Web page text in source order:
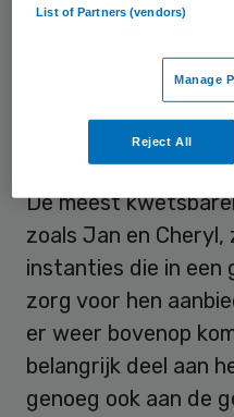
Ook omdat deze
elke grote gemeente
Hierdoor
van kwaad tot
verward gedrag.
De meest
zoals Jan en Cheryl,
instanties die in een
zorg voor hen
er weer bovenop
belangrijk deel aan
genoeg ook aan de
List of Partners (vendors)
Manage
Reject All